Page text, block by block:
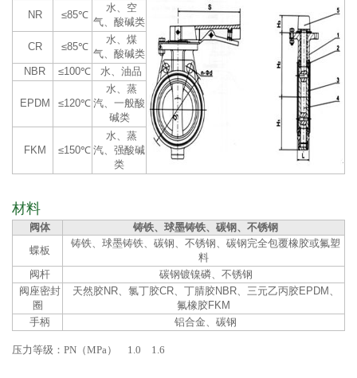
NR
≤85℃
水、空
气、酸碱类
CR ≤85℃
水、煤
气、酸碱类
NBR
≤100℃ 水、油品
EPDM ≤120℃
水、蒸
汽、一般酸
碱类
FKM ≤150℃
水、蒸
汽、强酸碱
类
材料
阀体
铸铁、球墨铸铁、碳钢、不锈钢
蝶板
铸铁、球墨铸铁、碳钢、不锈钢、碳钢完全包覆橡胶或氟塑
料
阀杆
碳钢镀镍磷、不锈钢
阀座密封
圈
天然胶NR、氯丁胶CR、丁腈胶NBR、三元乙丙胶EPDM、
氟橡胶FKM
手柄
铝合金、碳钢
压力等级：PN（MPa） 1.0 1.6